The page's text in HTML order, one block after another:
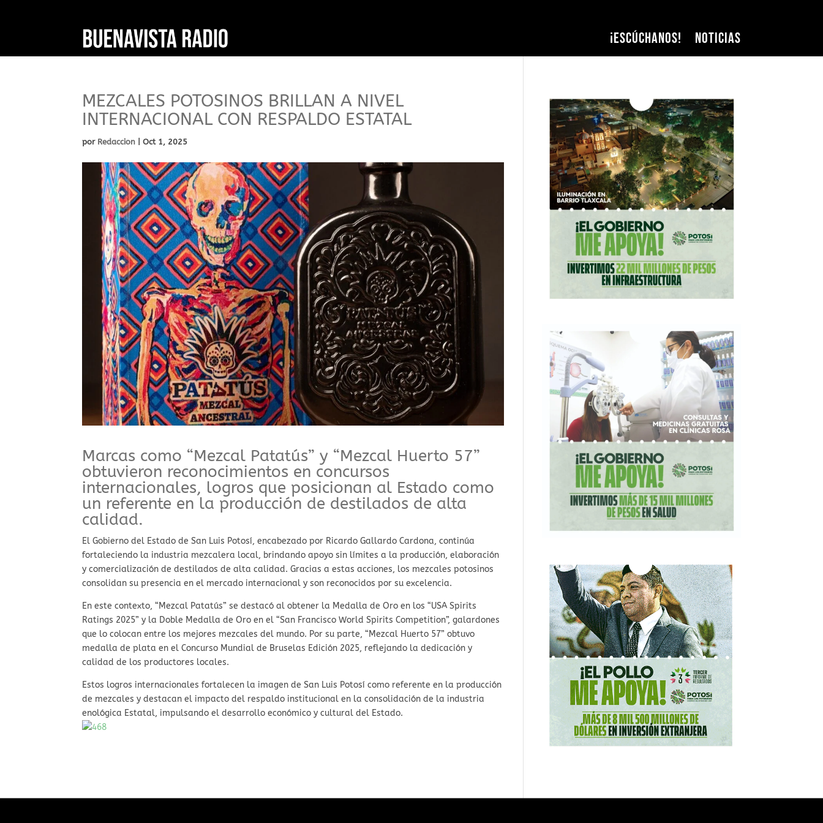
¡Escúchanos! Noticias
MEZCALES POTOSINOS BRILLAN A NIVEL
INTERNACIONAL CON RESPALDO ESTATAL
por Redaccion |Oct 1, 2025
⁠Marcas como “Mezcal Patatús” y “Mezcal Huerto 57”
obtuvieron reconocimientos en concursos
internacionales, logros que posicionan al Estado como
un referente en la producción de destilados de alta
calidad.
El Gobierno del Estado de San Luis Potosí, encabezado por Ricardo Gallardo Cardona, continúa
fortaleciendo la industria mezcalera local, brindando apoyo sin límites a la producción, elaboración
y comercialización de destilados de alta calidad. Gracias a estas acciones, los mezcales potosinos
consolidan su presencia en el mercado internacional y son reconocidos por su excelencia.
En este contexto, “Mezcal Patatús” se destacó al obtener la Medalla de Oro en los “USA Spirits
Ratings 2025” y la Doble Medalla de Oro en el “San Francisco World Spirits Competition”, galardones
que lo colocan entre los mejores mezcales del mundo. Por su parte, “Mezcal Huerto 57” obtuvo
medalla de plata en el Concurso Mundial de Bruselas Edición 2025, reflejando la dedicación y
calidad de los productores locales.
Estos logros internacionales fortalecen la imagen de San Luis Potosí como referente en la producción
de mezcales y destacan el impacto del respaldo institucional en la consolidación de la industria
enológica Estatal, impulsando el desarrollo económico y cultural del Estado.